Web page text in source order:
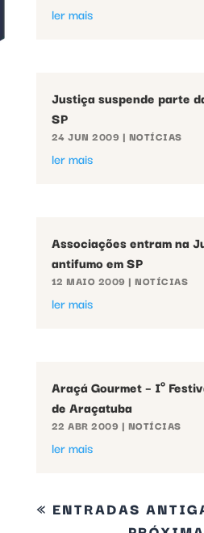
ler mais
Justiça suspende parte
SP
24 JUN 2009 | NOTÍCIAS
ler mais
Associações entram na
antifumo em SP
12 MAIO 2009 |NOTÍCIAS
ler mais
Araçá Gourmet – Iº
de Araçatuba
22 ABR 2009 | NOTÍCIAS
ler mais
« ENTRADAS